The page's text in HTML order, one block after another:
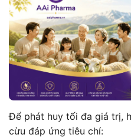
Để phát huy tối đa giá trị,
cừu đáp ứng tiêu chí: